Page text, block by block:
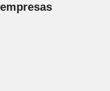
empresas